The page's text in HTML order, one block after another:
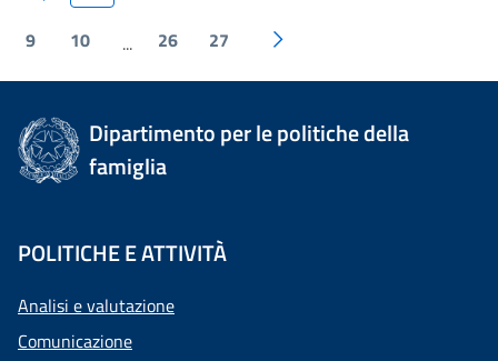
9 10 ... 26 27
Dipartimento per le politiche della
famiglia
POLITICHE E ATTIVITÀ
Analisi e valutazione
Comunicazione